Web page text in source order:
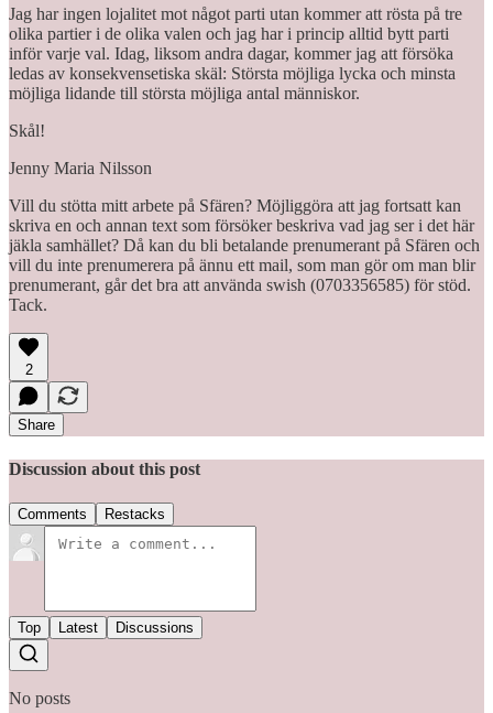
Jag har ingen lojalitet mot något parti utan kommer att rösta på tre
olika partier i de olika valen och jag har i princip alltid bytt parti
inför varje val. Idag, liksom andra dagar, kommer jag att försöka
ledas av konsekvensetiska skäl: Största möjliga lycka och minsta
möjliga lidande till största möjliga antal människor.
Skål!
Jenny Maria Nilsson
Vill du stötta mitt arbete på Sfären? Möjliggöra att jag fortsatt kan
skriva en och annan text som försöker beskriva vad jag ser i det här
jäkla samhället? Då kan du bli betalande prenumerant på Sfären och
vill du inte prenumerera på ännu ett mail, som man gör om man blir
prenumerant, går det bra att använda swish (0703356585) för stöd.
Tack.
2
Share
Discussion about this post
Comments Restacks
Top Latest Discussions
No posts